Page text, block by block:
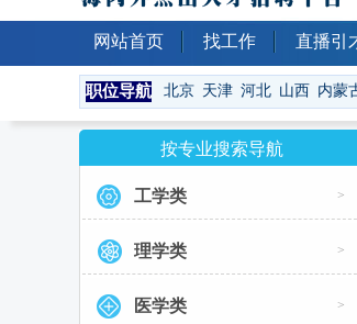
网站首页 找工作 直播引
职位导航 北京 天津 河北 山西 内蒙
按专业搜索导航
工学类 >
理学类 >
医学类 >